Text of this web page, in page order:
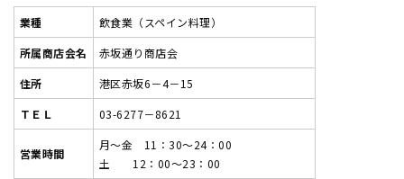
業種
飲食業（スペイン料理）
所属商店会名
赤坂通り商店会
住所
港区赤坂6－4－15
ＴＥＬ
03-6277－8621
営業時間
月～金 11：30～24：00
土 12：00～23：00